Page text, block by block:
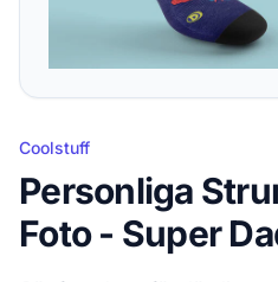
Coolstuff
Personliga
Foto - Super